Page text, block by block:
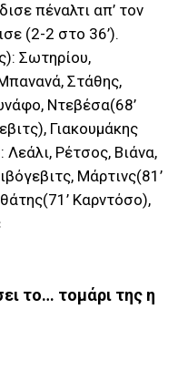
πέναλτι απ’ τον
(2-2 στο 36’).
Σωτηρίου,
Στάθης,
Ντεβέσα(68’
Γιακουμάκης
Ρέτσος, Βιάνα,
Μάρτινς(81’
Καρντόσο),
το… τομάρι της η